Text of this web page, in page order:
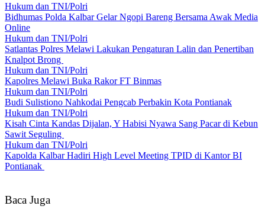
Hukum dan TNI/Polri
Bidhumas Polda Kalbar Gelar Ngopi Bareng Bersama Awak Media
Online
Hukum dan TNI/Polri
Satlantas Polres Melawi Lakukan Pengaturan Lalin dan Penertiban
Knalpot Brong
Hukum dan TNI/Polri
Kapolres Melawi Buka Rakor FT Binmas
Hukum dan TNI/Polri
Budi Sulistiono Nahkodai Pengcab Perbakin Kota Pontianak
Hukum dan TNI/Polri
Kisah Cinta Kandas Dijalan, Y Habisi Nyawa Sang Pacar di Kebun
Sawit Seguling
Hukum dan TNI/Polri
Kapolda Kalbar Hadiri High Level Meeting TPID di Kantor BI
Pontianak
Baca Juga